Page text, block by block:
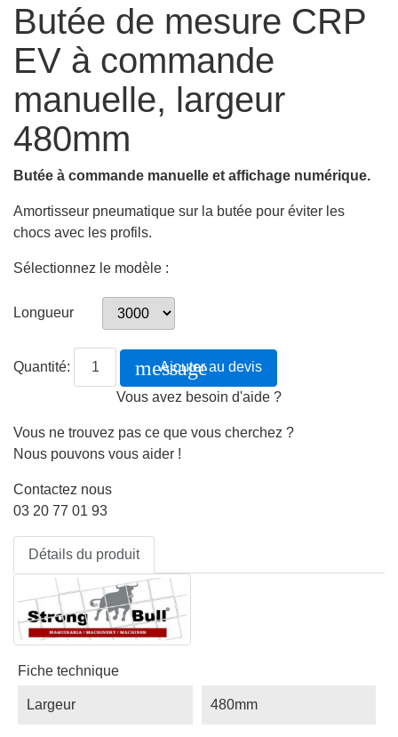
Butée de mesure CRP
EV à commande
manuelle, largeur
480mm
Butée à commande manuelle et affichage numérique.
Amortisseur pneumatique sur la butée pour éviter les
chocs avec les profils.
Sélectionnez le modèle :
Longueur
Quantité: message
Ajouter au devis
Vous avez besoin d'aide ?
Vous ne trouvez pas ce que vous cherchez ?
Nous pouvons vous aider !
Contactez nous
03 20 77 01 93
Détails du produit
Fiche technique
Largeur 480mm